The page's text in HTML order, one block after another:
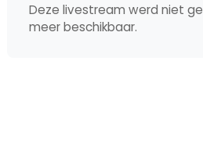
Deze livestream werd niet
meer beschikbaar.